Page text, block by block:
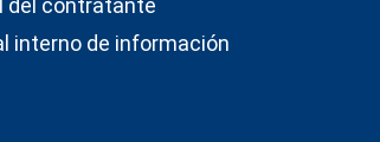
del contratante
interno de información